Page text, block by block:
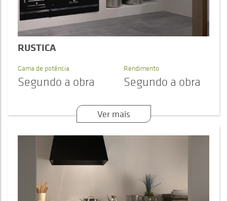
RUSTICA
Gama de potência
Segundo a obra
Rendimento
Segundo a obra
Ver mais